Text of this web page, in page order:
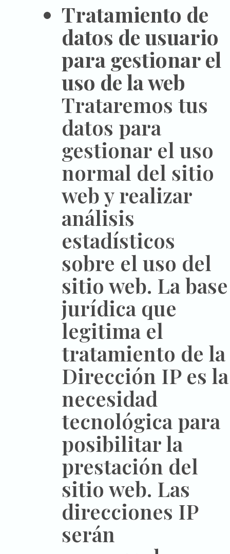
Tratamiento de
datos de usuario
para gestionar el
uso de la web
Trataremos tus
datos para
gestionar el uso
normal del sitio
web y realizar
análisis
estadísticos
sobre el uso del
sitio web. La base
jurídica que
legitima el
tratamiento de la
Dirección IP es la
necesidad
tecnológica para
posibilitar la
prestación del
sitio web. Las
direcciones IP
serán